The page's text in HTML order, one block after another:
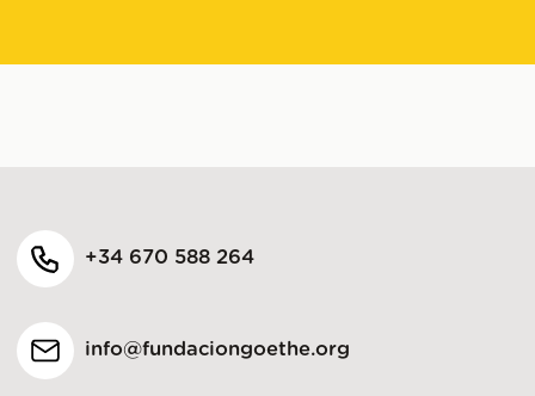
+34 670 588 264
info@fundaciongoethe.org